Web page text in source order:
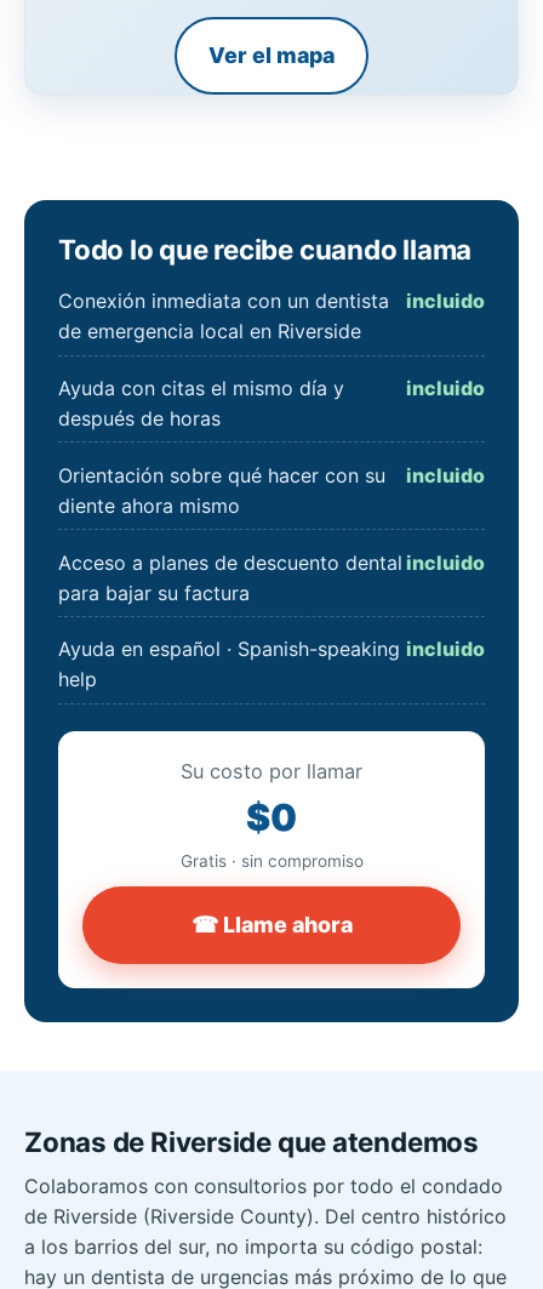
Ver el mapa
Todo lo que recibe cuando llama
Conexión inmediata con un dentista
de emergencia local en Riverside
incluido
Ayuda con citas el mismo día y
después de horas
incluido
Orientación sobre qué hacer con su
diente ahora mismo
incluido
Acceso a planes de descuento dental
para bajar su factura
incluido
Ayuda en español · Spanish-speaking
help
incluido
Su costo por llamar
$0
Gratis · sin compromiso
☎ Llame ahora
Zonas de Riverside que atendemos
Colaboramos con consultorios por todo el condado
de Riverside (Riverside County). Del centro histórico
a los barrios del sur, no importa su código postal:
hay un dentista de urgencias más próximo de lo que